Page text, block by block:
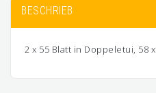
BESCHRIEB
2 x 55 Blatt in Doppeletui, 58